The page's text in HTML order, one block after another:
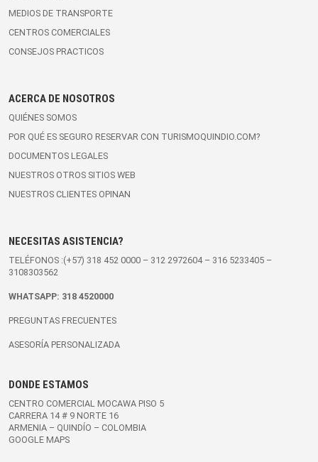
MEDIOS DE TRANSPORTE
CENTROS COMERCIALES
CONSEJOS PRACTICOS
ACERCA DE NOSOTROS
QUIÉNES SOMOS
POR QUÉ ES SEGURO RESERVAR CON TURISMOQUINDIO.COM?
DOCUMENTOS LEGALES
NUESTROS OTROS SITIOS WEB
NUESTROS CLIENTES OPINAN
NECESITAS ASISTENCIA?
TELÉFONOS :(+57) 318 452 0000 – 312 2972604– 316 5233405 –
3108303562
WHATSAPP: 318 4520000
PREGUNTAS FRECUENTES
ASESORÍA PERSONALIZADA
DONDE ESTAMOS
CENTRO COMERCIAL MOCAWA PISO 5
CARRERA 14 # 9 NORTE 16
ARMENIA – QUINDÍO – COLOMBIA
GOOGLE MAPS